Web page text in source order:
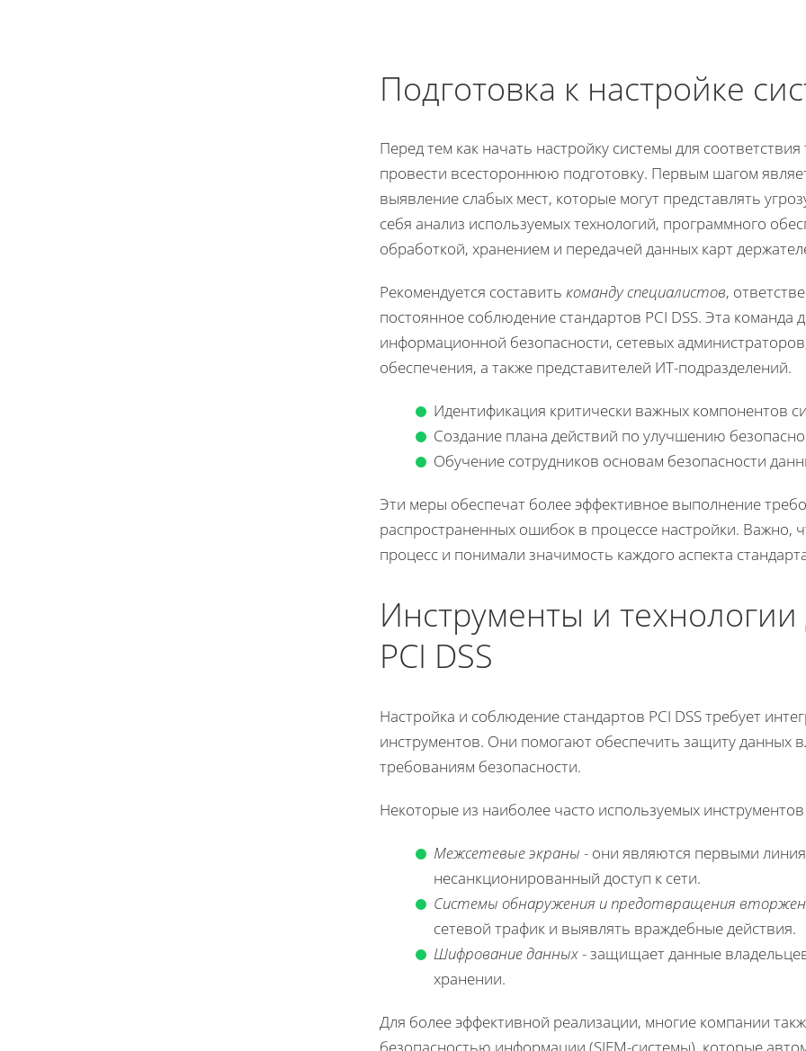
Подготовка к настройке
Перед тем как начать настройку системы для
провести всестороннюю подготовку. Первым шагом
выявление слабых мест, которые могут представлять
себя анализ используемых технологий, программного
обработкой, хранением и передачей данных карт
Рекомендуется составить команду специалистов,
постоянное соблюдение стандартов PCI DSS. Эта
информационной безопасности, сетевых
обеспечения, а также представителей ИТ-подразделений.
Идентификация критически важных компонентов
Создание плана действий по улучшению
Обучение сотрудников основам безопасности
Эти меры обеспечат более эффективное выполнение
распространенных ошибок в процессе настройки. Важно,
процесс и понимали значимость каждого аспекта
Инструменты и
PCI DSS
Настройка и соблюдение стандартов PCI DSS требует
инструментов. Они помогают обеспечить защиту данных
требованиям безопасности.
Некоторые из наиболее часто используемых
Межсетевые экраны - они являются первыми
несанкционированный доступ к сети.
Системы обнаружения и предотвращения
сетевой трафик и выявлять враждебные действия.
Шифрование данных- защищает данные
хранении.
Для более эффективной реализации, многие компании